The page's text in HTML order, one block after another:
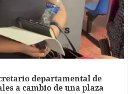
departamental de
a cambio de una plaza